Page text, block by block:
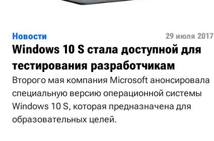
Новости 29 июля 2017
Windows 10 S стала доступной для
тестирования разработчикам
Второго мая компания Microsoft анонсировала
специальную версию операционной системы
Windows 10 S, которая предназначена для
образовательных целей.